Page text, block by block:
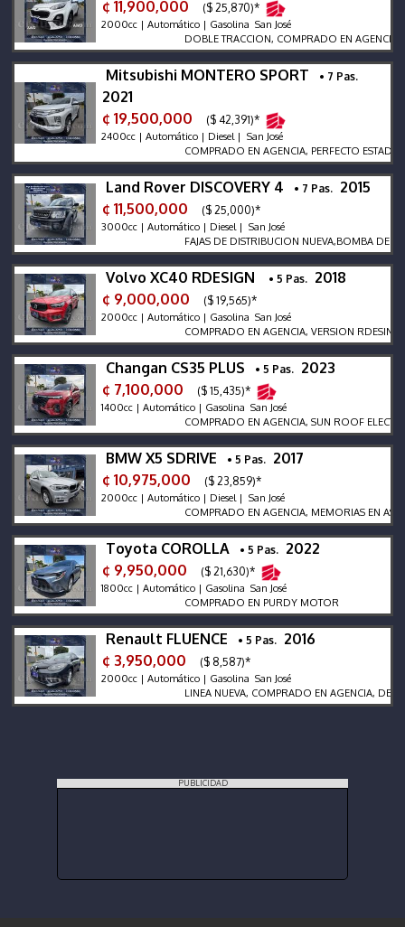
¢ 11,900,000
($ 25,870)*
2000cc | Automático | Gasolina San José
DOBLE TRACCION, COMPRADO EN AGENCIA,
Mitsubishi MONTERO SPORT • 7 Pas.
2021
¢ 19,500,000
($ 42,391)*
2400cc | Automático | Diesel | San José
COMPRADO EN AGENCIA, PERFECTO ESTADO,
Land Rover DISCOVERY 4 • 7 Pas. 2015
¢ 11,500,000
($ 25,000)*
3000cc | Automático | Diesel | San José
FAJAS DE DISTRIBUCION NUEVA,BOMBA DE
Volvo XC40 RDESIGN • 5 Pas. 2018
¢ 9,000,000
($ 19,565)*
2000cc | Automático | Gasolina San José
COMPRADO EN AGENCIA, VERSION RDESING
Changan CS35 PLUS • 5 Pas. 2023
¢ 7,100,000
($ 15,435)*
1400cc | Automático | Gasolina San José
COMPRADO EN AGENCIA, SUN ROOF
BMW X5 SDRIVE • 5 Pas. 2017
¢ 10,975,000
($ 23,859)*
2000cc | Automático | Diesel | San José
COMPRADO EN AGENCIA, MEMORIAS EN
Toyota COROLLA • 5 Pas. 2022
¢ 9,950,000
($ 21,630)*
1800cc | Automático | Gasolina San José
COMPRADO EN PURDY MOTOR
Renault FLUENCE • 5 Pas. 2016
¢ 3,950,000
($ 8,587)*
2000cc | Automático | Gasolina San José
LINEA NUEVA, COMPRADO EN AGENCIA, DEKRA
PUBLICIDAD